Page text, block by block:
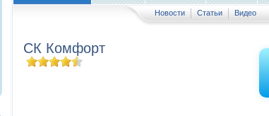
Новости Статьи Видео
СК Комфорт